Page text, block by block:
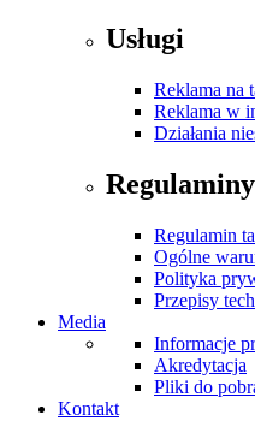
Usługi
Reklama na
Reklama w
Działania
Regulaminy
Regulamin
Ogólne
Polityka
Przepisy
Media
Informacje
Akredytacja
Pliki do
Kontakt